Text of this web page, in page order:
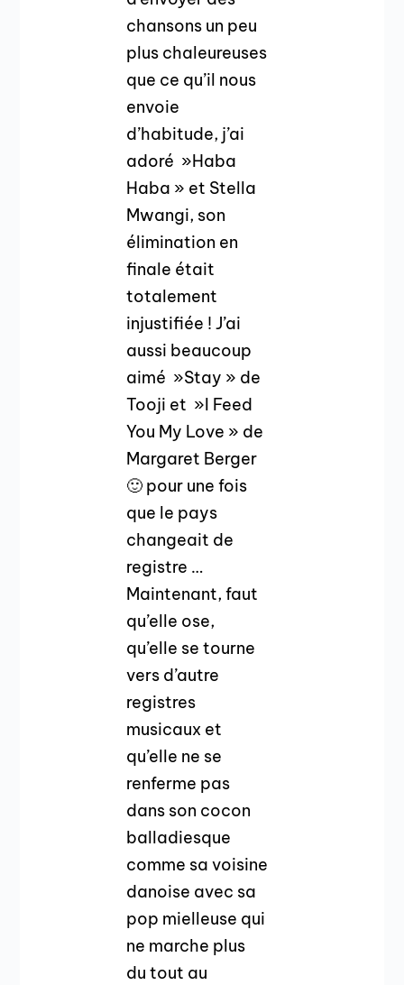
chansons un peu
plus chaleureuses
que ce qu’il nous
envoie
d’habitude, j’ai
adoré »Haba
Haba » et Stella
Mwangi, son
élimination en
finale était
totalement
injustifiée ! J’ai
aussi beaucoup
aimé »Stay » de
Tooji et »I Feed
You My Love » de
Margaret Berger
🙂 pour une fois
que le pays
changeait de
registre …
Maintenant, faut
qu’elle ose,
qu’elle se tourne
vers d’autre
registres
musicaux et
qu’elle ne se
renferme pas
dans son cocon
balladiesque
comme sa voisine
danoise avec sa
pop mielleuse qui
ne marche plus
du tout au